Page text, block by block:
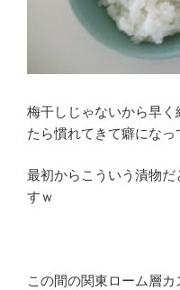
梅干しじゃないから早
たら慣れてきて癖にな
最初からこういう漬物
すｗ
この間の関東ローム層